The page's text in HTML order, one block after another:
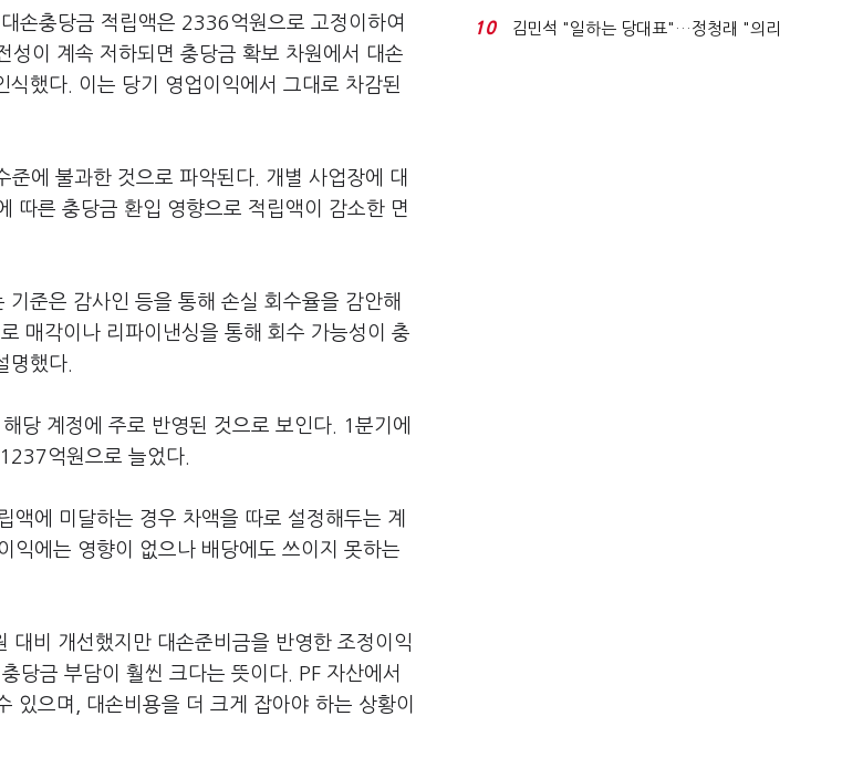
손충당금 적립액은 2336억원으로 고정이하여
이 계속 저하되면 충당금 확보 차원에서 대손
했다. 이는 당기 영업이익에서 그대로 차감된
에 불과한 것으로 파악된다. 개별 사업장에 대
따른 충당금 환입 영향으로 적립액이 감소한 면
준은 감사인 등을 통해 손실 회수율을 감안해
매각이나 리파이낸싱을 통해 회수 가능성이 충
명했다.
당 계정에 주로 반영된 것으로 보인다. 1분기에
억원으로 늘었다.
에 미달하는 경우 차액을 따로 설정해두는 계
익에는 영향이 없으나 배당에도 쓰이지 못하는
비 개선했지만 대손준비금을 반영한 조정이익
당금 부담이 훨씬 크다는 뜻이다. PF 자산에서
있으며, 대손비용을 더 크게 잡아야 하는 상황이
친청계 "신천지 오...
10
김민석 "일하는 당대표"…정청래 "의리